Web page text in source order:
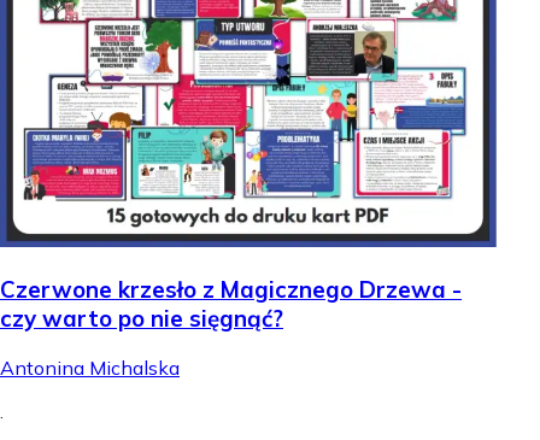
Czerwone krzesło z Magicznego Drzewa -
czy warto po nie sięgnąć?
Antonina Michalska